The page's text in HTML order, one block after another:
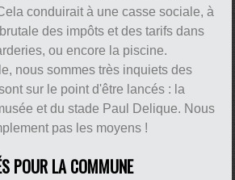
conduirait à une casse sociale, à
des impôts et des tarifs dans
ou encore la piscine.
nous sommes très inquiets des
sur le point d'être lancés : la
et du stade Paul Delique. Nous
pas les moyens !
POUR LA COMMUNE